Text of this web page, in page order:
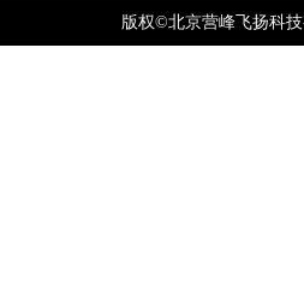
版权©北京营峰飞扬科